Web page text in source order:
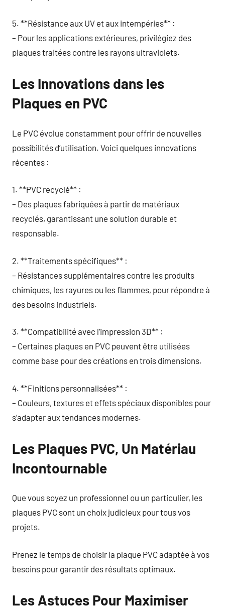
5. **Résistance aux UV et aux intempéries** :
– Pour les applications extérieures, privilégiez des
plaques traitées contre les rayons ultraviolets.
Les Innovations dans les
Plaques en PVC
Le PVC évolue constamment pour offrir de nouvelles
possibilités d’utilisation. Voici quelques innovations
récentes :
1. **PVC recyclé** :
– Des plaques fabriquées à partir de matériaux
recyclés, garantissant une solution durable et
responsable.
2. **Traitements spécifiques** :
– Résistances supplémentaires contre les produits
chimiques, les rayures ou les flammes, pour répondre à
des besoins industriels.
3. **Compatibilité avec l’impression 3D** :
– Certaines plaques en PVC peuvent être utilisées
comme base pour des créations en trois dimensions.
4. **Finitions personnalisées** :
– Couleurs, textures et effets spéciaux disponibles pour
s’adapter aux tendances modernes.
Les Plaques PVC, Un Matériau
Incontournable
Que vous soyez un professionnel ou un particulier, les
plaques PVC sont un choix judicieux pour tous vos
projets.
Prenez le temps de choisir la plaque PVC adaptée à vos
besoins pour garantir des résultats optimaux.
Les Astuces Pour Maximiser